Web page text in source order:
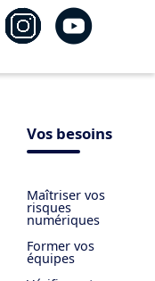
Vos besoins
Maîtriser vos
risques
numériques
Former vos
équipes